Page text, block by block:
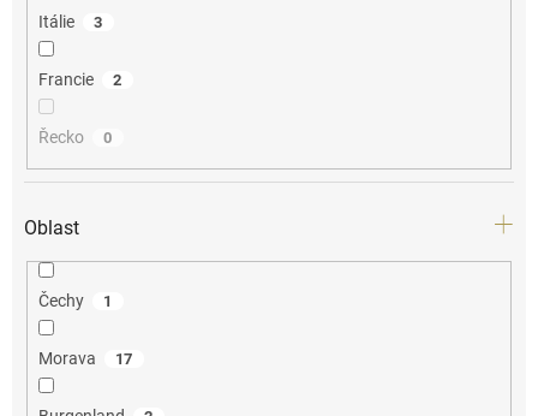
Itálie 3
Francie 2
Řecko 0
Oblast
Čechy 1
Morava 17